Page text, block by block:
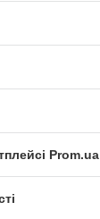
Prom.ua